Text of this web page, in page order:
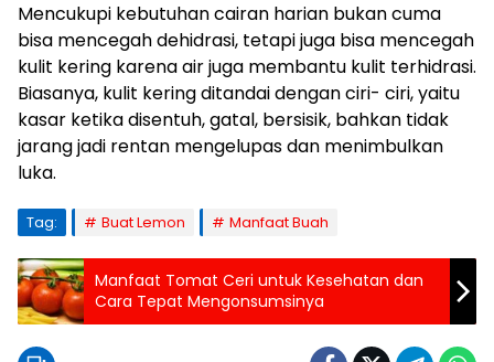
Mencukupi kebutuhan cairan harian bukan cuma
bisa mencegah dehidrasi, tetapi juga bisa mencegah
kulit kering karena air juga membantu kulit terhidrasi.
Biasanya, kulit kering ditandai dengan ciri- ciri, yaitu
kasar ketika disentuh, gatal, bersisik, bahkan tidak
jarang jadi rentan mengelupas dan menimbulkan
luka.
Tag: Buat Lemon Manfaat Buah
Manfaat Tomat Ceri untuk Kesehatan dan
Cara Tepat Mengonsumsinya